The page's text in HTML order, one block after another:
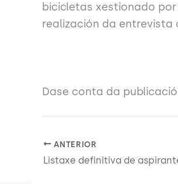
bicicletas xestionado
realización da entrevista
Dase conta da
ANTERIOR